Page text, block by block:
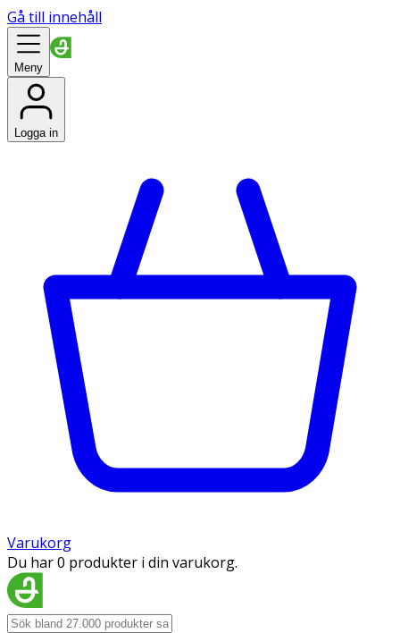
Gå till innehåll
Meny
Logga in
Varukorg
Du har 0 produkter i din varukorg.